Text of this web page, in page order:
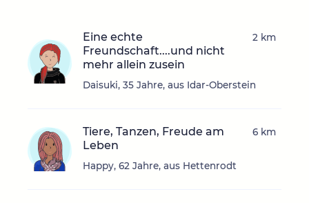
Eine echte
Freundschaft....und nicht
mehr allein zusein
Daisuki, 35 Jahre, aus Idar-Oberstein
2 km
Tiere, Tanzen, Freude am
Leben
Happy, 62 Jahre, aus Hettenrodt
6 km